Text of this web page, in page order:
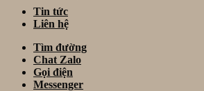
Tin tức
Liên hệ
Tìm đường
Chat Zalo
Gọi điện
Messenger